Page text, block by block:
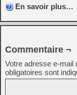
En savoir plus…
Commentaire ¬
Votre adresse e-mail
obligatoires sont